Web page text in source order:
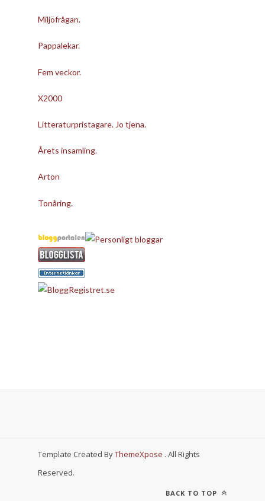
Miljöfrågan.
Pappalekar.
Fem veckor.
X2000
Litteraturpristagare. Jo tjena.
Årets insamling.
Arton
Tonåring.
Template Created ByThemeXpose . All Rights
Reserved.
BACK TO TOP